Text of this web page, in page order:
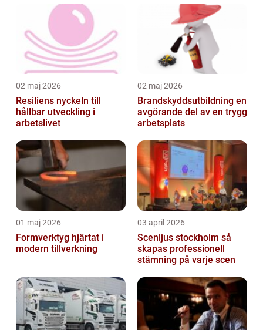
02 maj 2026
Resiliens nyckeln till
hållbar utveckling i
arbetslivet
02 maj 2026
Brandskyddsutbildning en
avgörande del av en trygg
arbetsplats
01 maj 2026
Formverktyg hjärtat i
modern tillverkning
03 april 2026
Scenljus stockholm så
skapas professionell
stämning på varje scen